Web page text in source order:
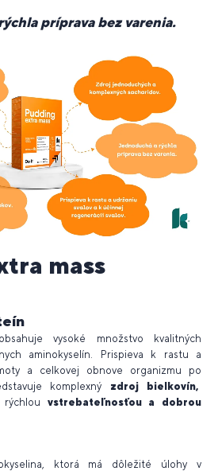
príprava bez varenia.
mass
vysoké množstvo kvalitných
aminokyselín. Prispieva k rastu a
a celkovej obnove organizmu po
komplexný zdroj bielkovín,
rýchlou vstrebateľnosťou a dobrou
ktorá má dôležité úlohy v